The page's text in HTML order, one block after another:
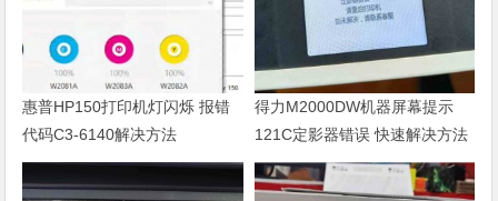
惠普HP150打印机灯闪烁 报错
代码C3-6140解决方法
得力M2000DW机器屏幕提示
121C定影器错误 快速解决方法